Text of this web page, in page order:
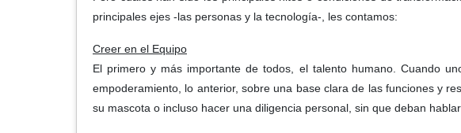
principales ejes -las personas y la tecnología-, les contamos:
Creer en el Equipo
El primero y más importante de todos, el talento humano. Cuando
empoderamiento, lo anterior, sobre una base clara de las funciones y
su mascota o incluso hacer una diligencia personal, sin que deban